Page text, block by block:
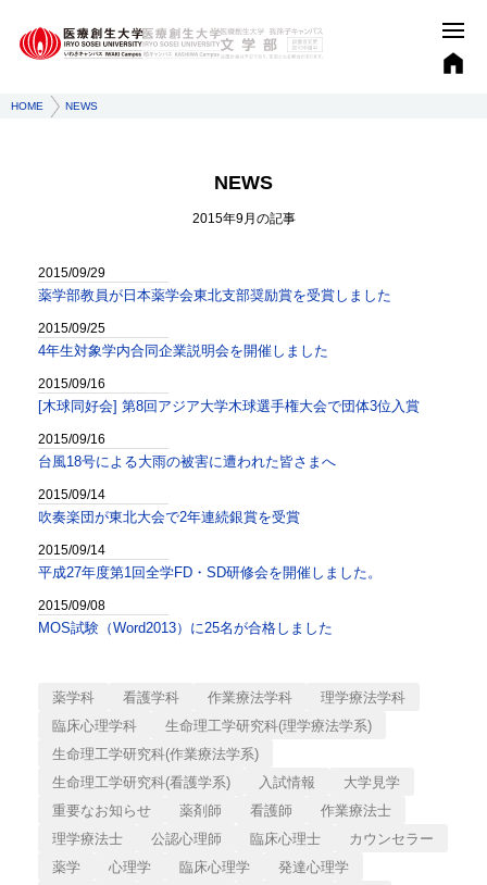
HOME NEWS
NEWS
2015年9月 の記事
2015/09/29
薬学部教員が日本薬学会東北支部奨励賞を受賞しました
2015/09/25
4年生対象学内合同企業説明会を開催しました
2015/09/16
[木球同好会] 第8回アジア大学木球選手権大会で団体3位入賞
2015/09/16
台風18号による大雨の被害に遭われた皆さまへ
2015/09/14
吹奏楽団が東北大会で2年連続銀賞を受賞
2015/09/14
平成27年度第1回全学FD・SD研修会を開催しました。
2015/09/08
MOS試験（Word2013）に25名が合格しました
薬学科 看護学科 作業療法学科
理学療法学科
臨床心理学科
生命理工学研究科(理学療法学系)
生命理工学研究科(作業療法学系)
生命理工学研究科(看護学系)
入試情報
大学見学
重要なお知らせ
薬剤師 看護師
作業療法士
理学療法士
公認心理師 臨床心理士
カウンセラー
薬学
心理学 臨床心理学
発達心理学